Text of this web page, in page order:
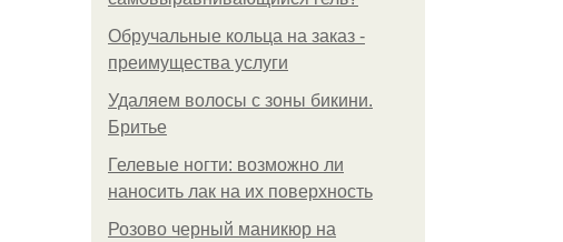
Обручальные кольца на заказ -
преимущества услуги
Удаляем волосы с зоны бикини.
Бритье
Гелевые ногти: возможно ли
наносить лак на их поверхность
Розово черный маникюр на